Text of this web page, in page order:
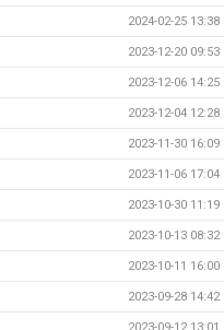
2024-02-25 13:38
2023-12-20 09:53
2023-12-06 14:25
2023-12-04 12:28
2023-11-30 16:09
2023-11-06 17:04
2023-10-30 11:19
2023-10-13 08:32
2023-10-11 16:00
2023-09-28 14:42
2023-09-12 13:01